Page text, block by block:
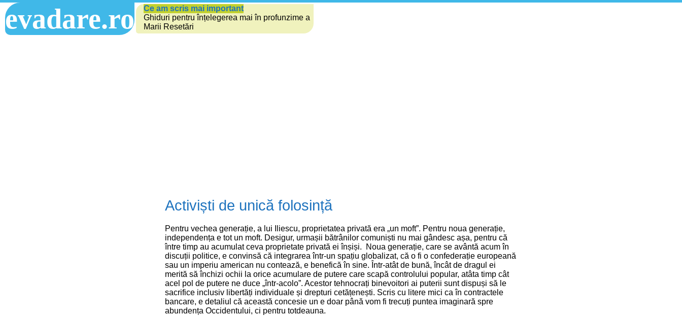
evadare.ro
Ce am scris mai important
Ghiduri pentru înțelegerea mai în profunzime a
Marii Resetări
Activiști de unică folosință
Pentru vechea generație, a lui Iliescu, proprietatea privată era „un moft”. Pentru noua generație,
independența e tot un moft. Desigur, urmașii bătrânilor comuniști nu mai gândesc așa, pentru că
între timp au acumulat ceva proprietate privată ei înșiși. Noua generație, care se avântă acum în
discuții politice, e convinsă că integrarea într-un spațiu globalizat, că o fi o confederație europeană
sau un imperiu american nu contează, e benefică în sine. Într-atât de bună, încât de dragul ei
merită să închizi ochii la orice acumulare de putere care scapă controlului popular, atâta timp cât
acel pol de putere ne duce „într-acolo”. Acestor tehnocrați binevoitori ai puterii sunt dispuși să le
sacrifice inclusiv libertăți individuale și drepturi cetățenești. Scris cu litere mici ca în contractele
bancare, e detaliul că această concesie un e doar până vom fi trecuți puntea imaginară spre
abundența Occidentului, ci pentru totdeauna.